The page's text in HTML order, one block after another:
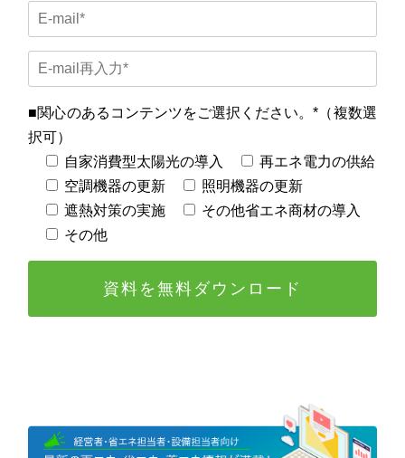
■関心のあるコンテンツをご選択ください。*（複数選
択可）
自家消費型太陽光の導入
再エネ電力の供給
空調機器の更新
照明機器の更新
遮熱対策の実施
その他省エネ商材の導入
その他